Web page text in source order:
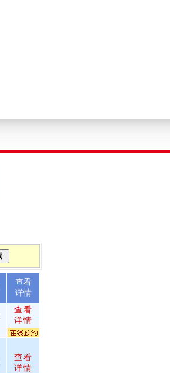
查看
详情
查看
详情
查看
详情